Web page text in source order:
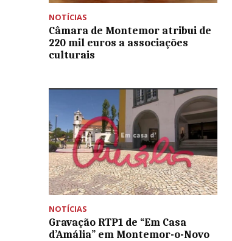
NOTÍCIAS
Câmara de Montemor atribui de
220 mil euros a associações
culturais
NOTÍCIAS
Gravação RTP1 de “Em Casa
d’Amália” em Montemor-o-Novo